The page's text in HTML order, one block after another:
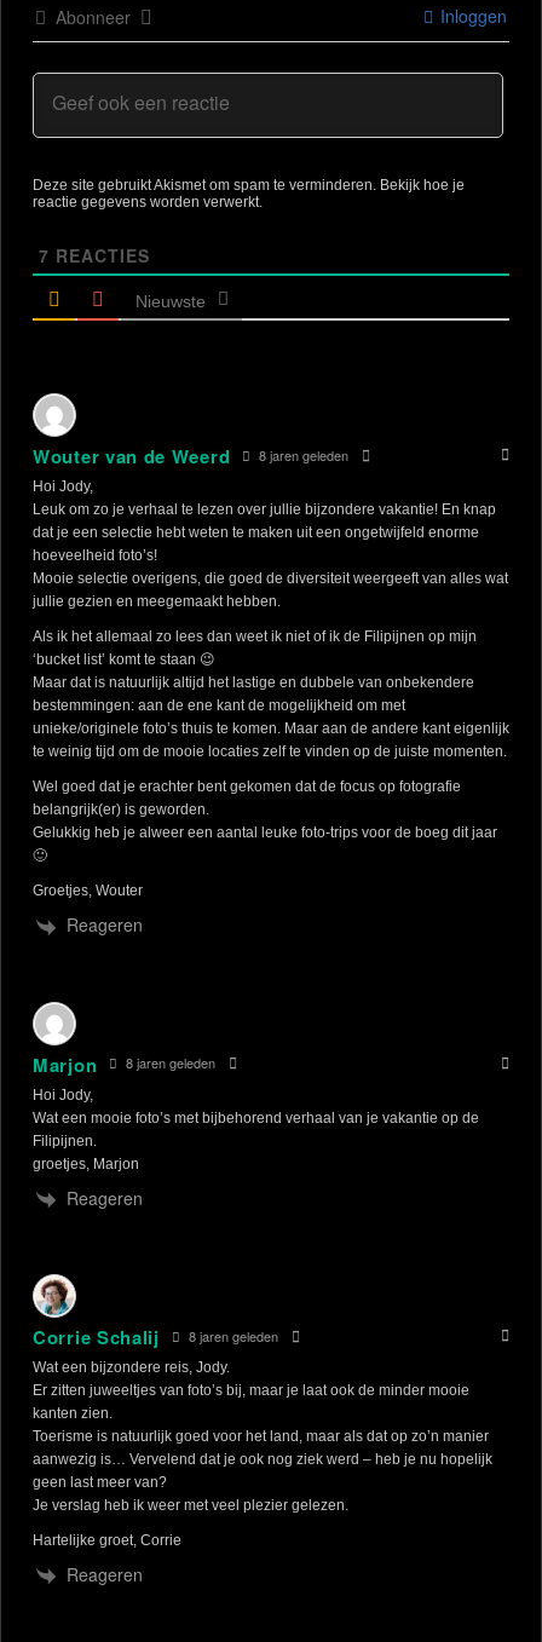
Abonneer Inloggen
Deze site gebruikt Akismet om spam te verminderen. Bekijk hoe je
reactie gegevens worden verwerkt.
7 REACTIES
Nieuwste
Wouter van de Weerd 8 jaren geleden
Hoi Jody,
Leuk om zo je verhaal te lezen over jullie bijzondere vakantie! En knap
dat je een selectie hebt weten te maken uit een ongetwijfeld enorme
hoeveelheid foto’s!
Mooie selectie overigens, die goed de diversiteit weergeeft van alles wat
jullie gezien en meegemaakt hebben.
Als ik het allemaal zo lees dan weet ik niet of ik de Filipijnen op mijn
‘bucket list’ komt te staan 😉
Maar dat is natuurlijk altijd het lastige en dubbele van onbekendere
bestemmingen: aan de ene kant de mogelijkheid om met
unieke/originele foto’s thuis te komen. Maar aan de andere kant eigenlijk
te weinig tijd om de mooie locaties zelf te vinden op de juiste momenten.
Wel goed dat je erachter bent gekomen dat de focus op fotografie
belangrijk(er) is geworden.
Gelukkig heb je alweer een aantal leuke foto-trips voor de boeg dit jaar
🙂
Groetjes, Wouter
Reageren
Marjon 8 jaren geleden
Hoi Jody,
Wat een mooie foto’s met bijbehorend verhaal van je vakantie op de
Filipijnen.
groetjes, Marjon
Reageren
Corrie Schalij 8 jaren geleden
Wat een bijzondere reis, Jody.
Er zitten juweeltjes van foto’s bij, maar je laat ook de minder mooie
kanten zien.
Toerisme is natuurlijk goed voor het land, maar als dat op zo’n manier
aanwezig is… Vervelend dat je ook nog ziek werd – heb je nu hopelijk
geen last meer van?
Je verslag heb ik weer met veel plezier gelezen.
Hartelijke groet, Corrie
Reageren